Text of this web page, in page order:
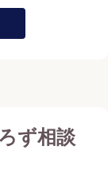
ず相談